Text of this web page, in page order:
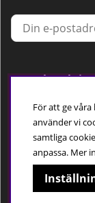
Trygg betalning
Följ oss
För att ge
använder vi
samtliga
anpassa. Mer